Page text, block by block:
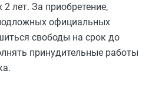
лет. За приобретение,
официальных
свободы на срок до
принудительные работы